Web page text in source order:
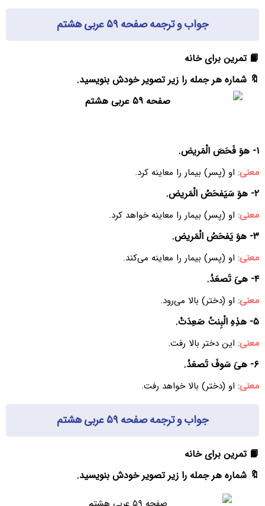
جواب و ترجمه صفحه ۵۹ عربی هشتم
📙 تمرین برای خانه
🔖 شماره هر جمله را زیر تصویر خودش بنویسید.
١- هوَ فَحَصَ الْمَریض.
معنی: او (پسر) بیمار را معاینه کرد.
٢- هوَ سَیَفحَصُ الْمَریض.
معنی: او (پسر) بیمار را معاینه خواهد کرد.
٣- هوَ یَفحَصُ الْمَریض.
معنی: او (پسر) بیمار را معاینه می‌کند.
۴- هیَ تَصعَدُ.
معنی: او (دختر) بالا می‌رود.
۵- هذِهِ الْبِنتُ صَعِدَتْ.
معنی: این دختر بالا رفت.
۶- هیَ سَوفَ تَصعَدُ.
معنی: او (دختر) بالا خواهد رفت.
جواب و ترجمه صفحه ۵۹ عربی هشتم
📙 تمرین برای خانه
🔖 شماره هر جمله را زیر تصویر خودش بنویسید.